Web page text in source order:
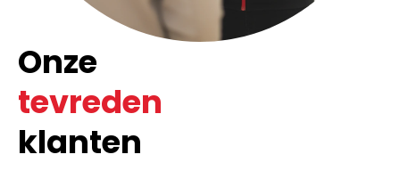
Onze
tevreden
klanten